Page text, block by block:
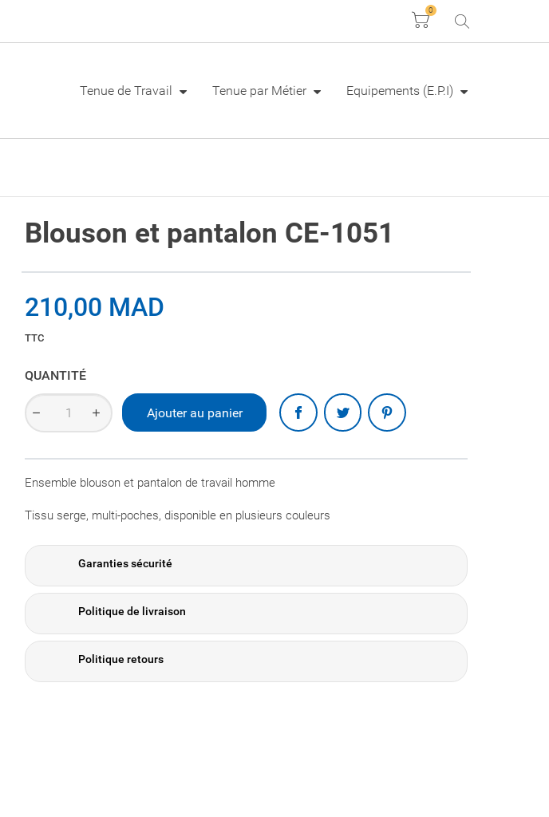
Panier
0
Tenue de Travail Tenue par Métier Equipements (E.P.I)
Blouson et pantalon CE-1051
210,00 MAD
TTC
QUANTITÉ
Ajouter au panier
Partager
Ensemble blouson et pantalon de travail homme
Tissu serge, multi-poches, disponible en plusieurs couleurs
Garanties sécurité
Politique de livraison
Politique retours